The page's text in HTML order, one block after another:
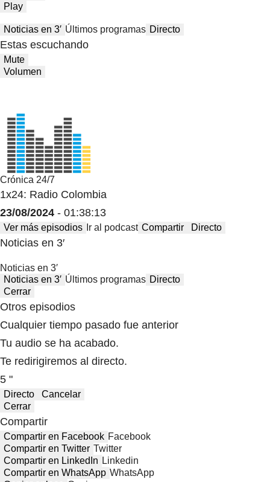
Play
Noticias en 3′ Últimos programas Directo
Estas escuchando
Mute
Volumen
Crónica 24/7
1x24: Radio Colombia
23/08/2024 - 01:38:13
Ver más episodios Ir al podcast Compartir Directo
Noticias en 3′
Noticias en 3′
Noticias en 3′ Últimos programas Directo
Cerrar
Otros episodios
Cualquier tiempo pasado fue anterior
Tu audio se ha acabado.
Te redirigiremos al directo.
5 "
Directo
Cancelar
Cerrar
Compartir
Compartir en Facebook Facebook
Compartir en Twitter Twitter
Compartir en LinkedIn Linkedin
Compartir en WhatsApp WhatsApp